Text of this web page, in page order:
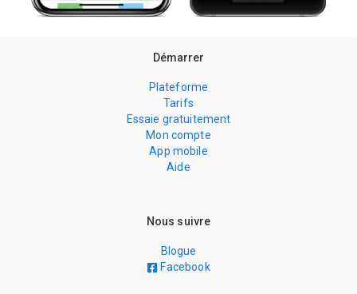
Démarrer
Plateforme
Tarifs
Essaie gratuitement
Mon compte
App mobile
Aide
Nous suivre
Blogue
Facebook